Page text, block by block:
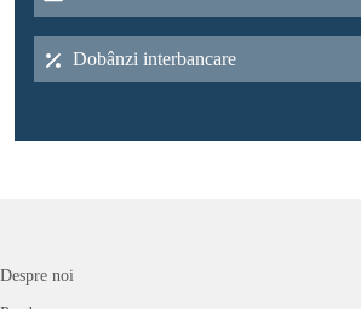
Dobânzi interbancare
Despre noi